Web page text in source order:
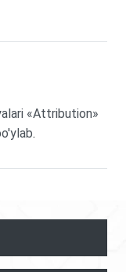
«Attribution»
.